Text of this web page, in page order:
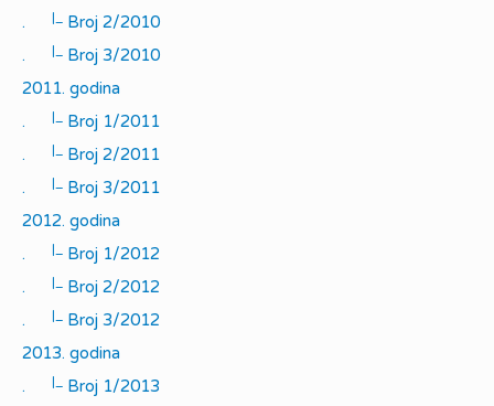
.
|_
Broj 2/2010
.
|_
Broj 3/2010
2011. godina
.
|_
Broj 1/2011
.
|_
Broj 2/2011
.
|_
Broj 3/2011
2012. godina
.
|_
Broj 1/2012
.
|_
Broj 2/2012
.
|_
Broj 3/2012
2013. godina
.
|_
Broj 1/2013